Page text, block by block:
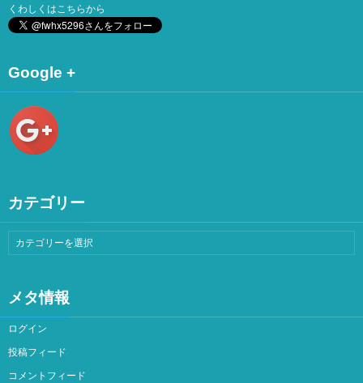
くわしくはこちらから
Google +
カテゴリー
メタ情報
ログイン
投稿フィード
コメントフィード